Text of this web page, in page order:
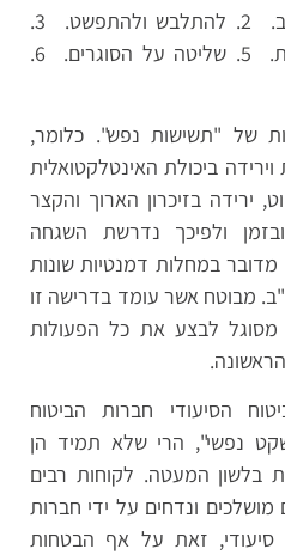
הפעולות הן: 1. לקום ולשכב. 2. להתלבש ולהתפשט. 3.
להתרחץ. 4. לאכול ולשתות. 5. שליטה על הסוגרים. 6.
של "תשישות נפש". כלומר,
וירידה ביכולת האינטלקטואלית
ירידה בזיכרון הארוך והקצר
ולפיכך נדרשת השגחה
במחלות דמנטיות שונות
מבוטח אשר עומד בדרישה זו
מסוגל לבצע את כל הפעולות
הסיעודי חברות הביטוח
נפשי", הרי שלא תמיד הן
בלשון המעטה. לקוחות רבים
ונדחים על ידי חברות
סיעודי, זאת על אף הבטחות